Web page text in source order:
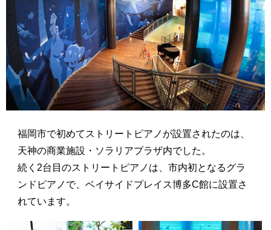
福岡市で初めてストリートピアノが設置されたのは、
天神の商業施設・ソラリアプラザ内でした。
続く2台目のストリートピアノは、市内初となるグラ
ンドピアノで、ベイサイドプレイス博多C館に設置さ
れています。